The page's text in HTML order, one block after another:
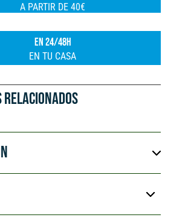
A PARTIR DE 40€
EN 24/48H
EN TU CASA
RELACIONADOS